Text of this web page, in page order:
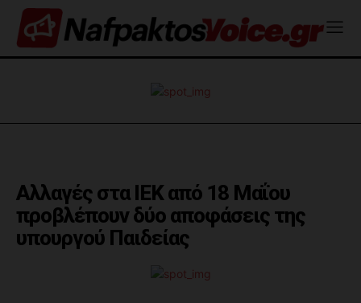
Αλλαγές στα ΙΕΚ από 18 Μαΐου
προβλέπουν δύο αποφάσεις της
υπουργού Παιδείας